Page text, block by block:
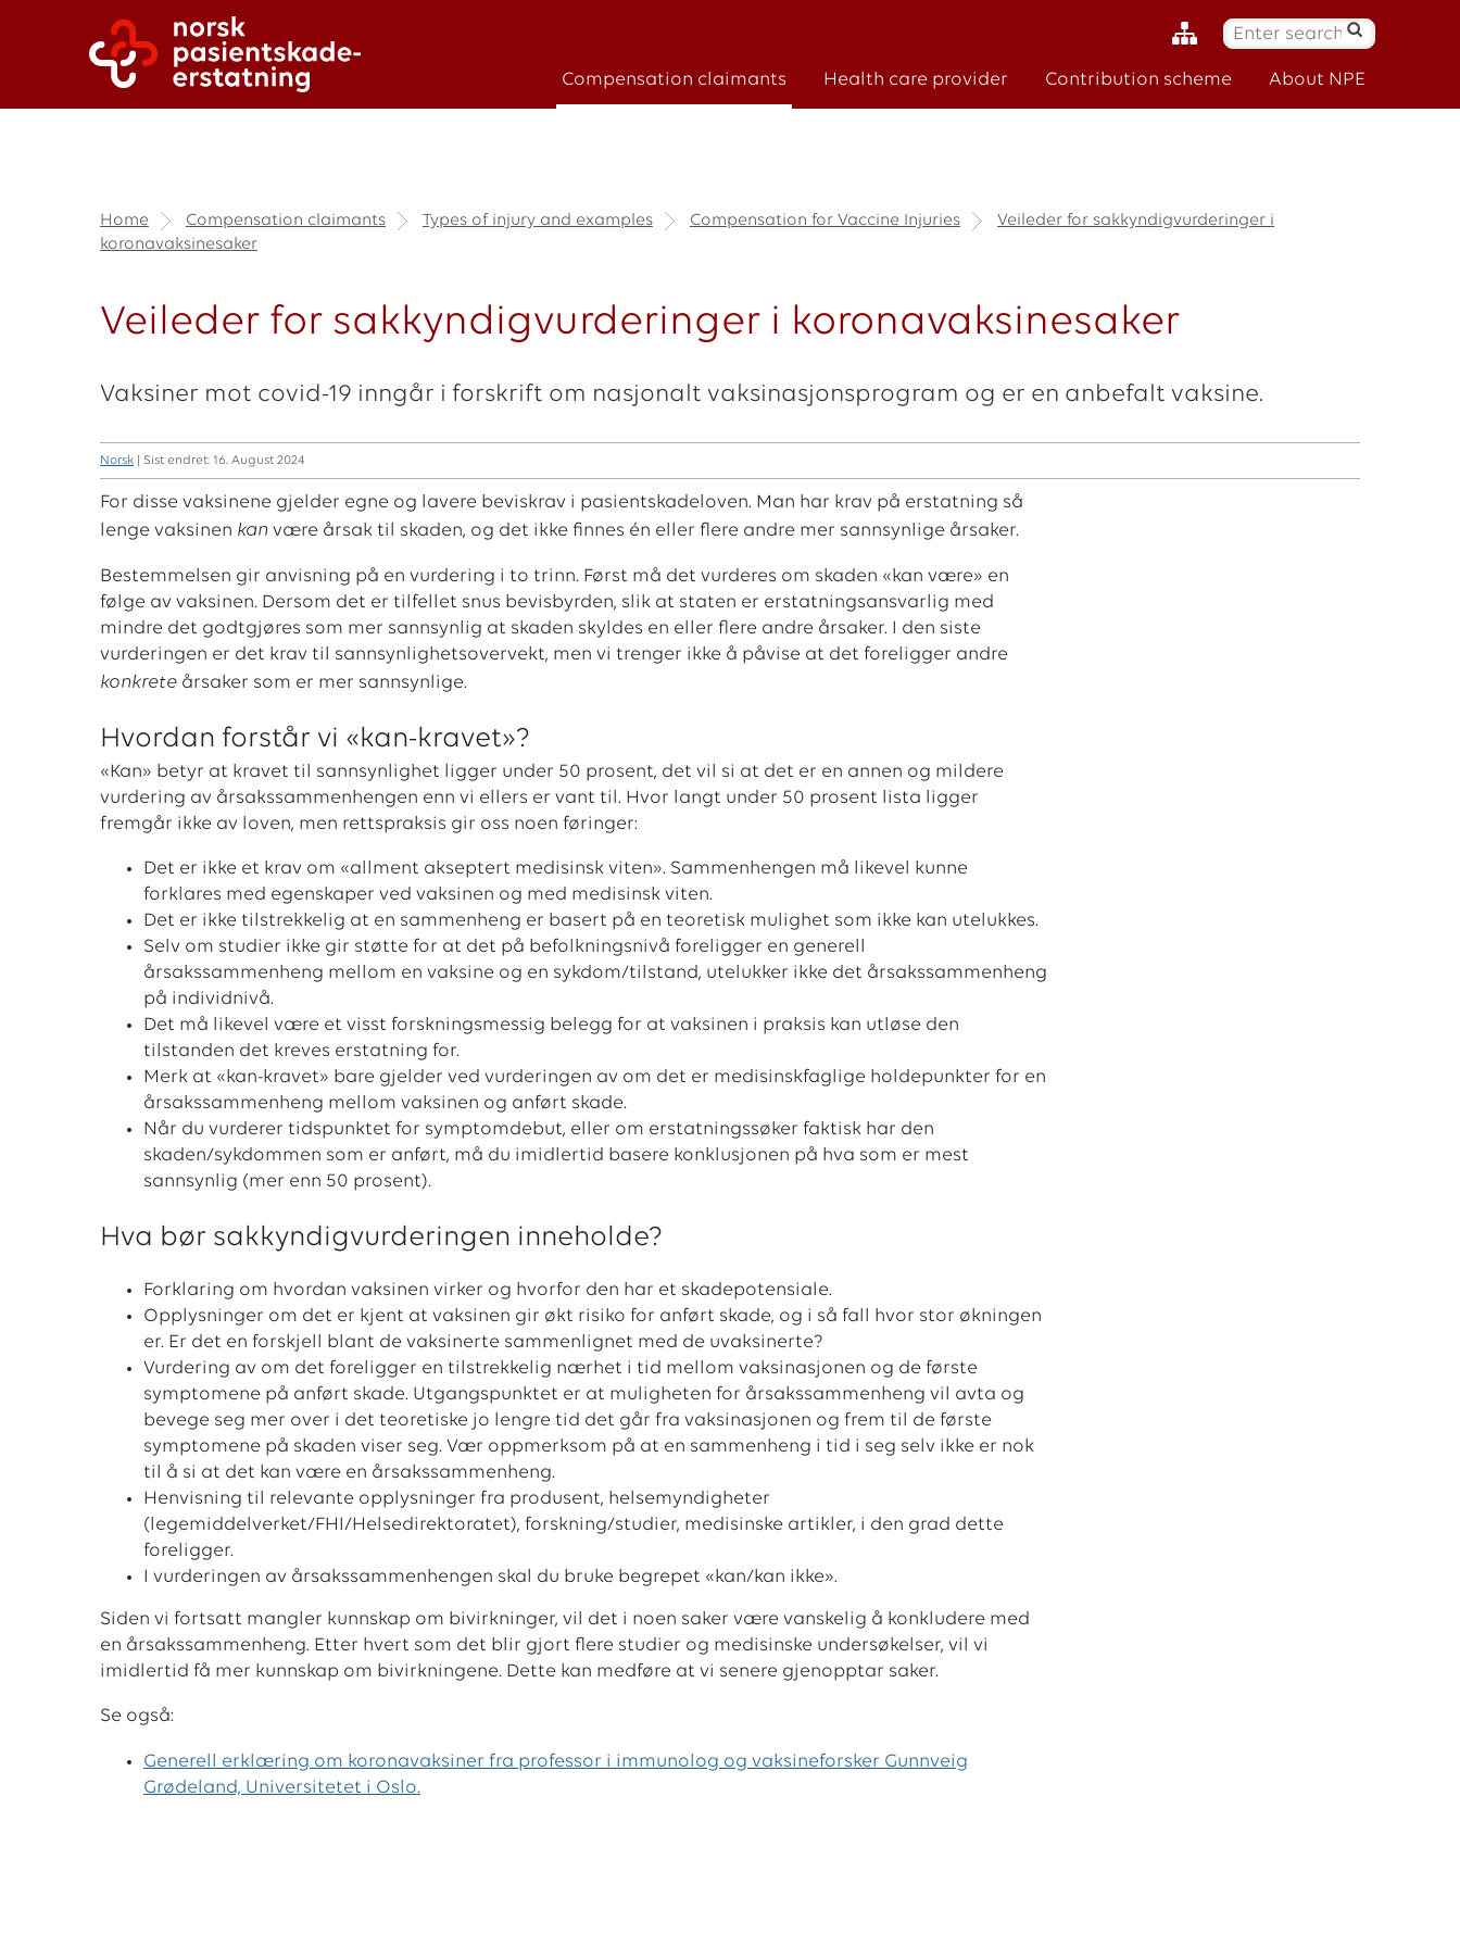
S
:
Compensation claimants Health care provider Contribution scheme About NPE
Home Compensation claimants Types of injury and examples Compensation for Vaccine Injuries
Veileder for sakkyndigvurderinger i
koronavaksinesaker
Veileder for sakkyndigvurderinger i koronavaksinesaker
Vaksiner mot covid-19 inngår i forskrift om nasjonalt vaksinasjonsprogram og er en anbefalt vaksine.
Norsk | Sist endret: 16. August 2024
For disse vaksinene gjelder egne og lavere beviskrav i pasientskadeloven. Man har krav på erstatning så
lenge vaksinen kan være årsak til skaden, og det ikke finnes én eller flere andre mer sannsynlige årsaker.
Bestemmelsen gir anvisning på en vurdering i to trinn. Først må det vurderes om skaden «kan være» en
følge av vaksinen. Dersom det er tilfellet snus bevisbyrden, slik at staten er erstatningsansvarlig med
mindre det godtgjøres som mer sannsynlig at skaden skyldes en eller flere andre årsaker. I den siste
vurderingen er det krav til sannsynlighetsovervekt, men vi trenger ikke å påvise at det foreligger andre
konkrete årsaker som er mer sannsynlige.
Hvordan forstår vi «kan-kravet»?
«Kan» betyr at kravet til sannsynlighet ligger under 50 prosent, det vil si at det er en annen og mildere
vurdering av årsakssammenhengen enn vi ellers er vant til. Hvor langt under 50 prosent lista ligger
fremgår ikke av loven, men rettspraksis gir oss noen føringer:
Det er ikke et krav om «allment akseptert medisinsk viten». Sammenhengen må likevel kunne
forklares med egenskaper ved vaksinen og med medisinsk viten.
Det er ikke tilstrekkelig at en sammenheng er basert på en teoretisk mulighet som ikke kan utelukkes.
Selv om studier ikke gir støtte for at det på befolkningsnivå foreligger en generell
årsakssammenheng mellom en vaksine og en sykdom/tilstand, utelukker ikke det årsakssammenheng
på individnivå.
Det må likevel være et visst forskningsmessig belegg for at vaksinen i praksis kan utløse den
tilstanden det kreves erstatning for.
Merk at «kan-kravet» bare gjelder ved vurderingen av om det er medisinskfaglige holdepunkter for en
årsakssammenheng mellom vaksinen og anført skade.
Når du vurderer tidspunktet for symptomdebut, eller om erstatningssøker faktisk har den
skaden/sykdommen som er anført, må du imidlertid basere konklusjonen på hva som er mest
sannsynlig (mer enn 50 prosent).
Hva bør sakkyndigvurderingen inneholde?
Forklaring om hvordan vaksinen virker og hvorfor den har et skadepotensiale.
Opplysninger om det er kjent at vaksinen gir økt risiko for anført skade, og i så fall hvor stor økningen
er. Er det en forskjell blant de vaksinerte sammenlignet med de uvaksinerte?
Vurdering av om det foreligger en tilstrekkelig nærhet i tid mellom vaksinasjonen og de første
symptomene på anført skade. Utgangspunktet er at muligheten for årsakssammenheng vil avta og
bevege seg mer over i det teoretiske jo lengre tid det går fra vaksinasjonen og frem til de første
symptomene på skaden viser seg. Vær oppmerksom på at en sammenheng i tid i seg selv ikke er nok
til å si at det kan være en årsakssammenheng.
Henvisning til relevante opplysninger fra produsent, helsemyndigheter
(legemiddelverket/FHI/Helsedirektoratet), forskning/studier, medisinske artikler, i den grad dette
foreligger.
I vurderingen av årsakssammenhengen skal du bruke begrepet «kan/kan ikke».
Siden vi fortsatt mangler kunnskap om bivirkninger, vil det i noen saker være vanskelig å konkludere med
en årsakssammenheng. Etter hvert som det blir gjort flere studier og medisinske undersøkelser, vil vi
imidlertid få mer kunnskap om bivirkningene. Dette kan medføre at vi senere gjenopptar saker.
Se også:
Generell erklæring om koronavaksiner fra professor i immunolog og vaksineforsker Gunnveig
Grødeland, Universitetet i Oslo.